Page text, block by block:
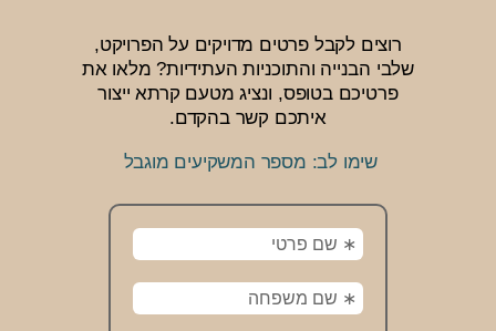
רוצים לקבל פרטים מדויקים על הפרויקט,
שלבי הבנייה והתוכניות העתידיות? מלאו את
פרטיכם בטופס, ונציג מטעם קרתא ייצור
איתכם קשר בהקדם.
שימו לב: מספר המשקיעים מוגבל